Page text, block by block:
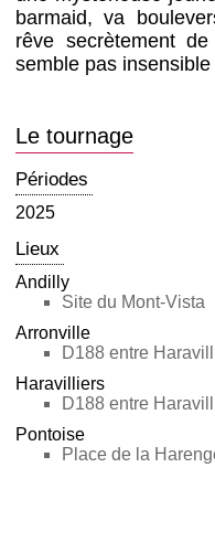
barmaid, va
rêve secrètement
semble pas
Le tournage
Périodes
2025
Lieux
Andilly
Site du Mont-Vista
Arronville
D188 entre
Haravilliers
D188 entre
Pontoise
Place de la